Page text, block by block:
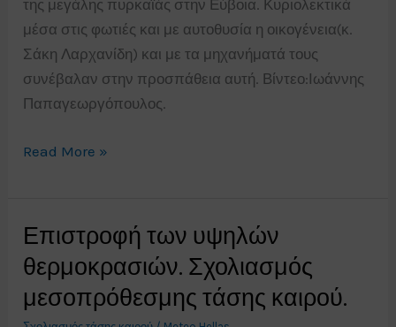
της μεγάλης πυρκαϊάς στην Εύβοια. Κυριολεκτικά
μέσα στις φωτιές και με αυτοθυσία η οικογένεια(κ.
Σάκη Λαρχανίδη) και με τα μηχανήματά τους
συνέβαλαν στην προσπάθεια αυτή. Βίντεο:Ιωάννης
Παπαγεωργόπουλος.
Εύβοια
προσπάθεια
κατάσβεσης.
Read More »
Επιστροφή των υψηλών
θερμοκρασιών. Σχολιασμός
μεσοπρόθεσμης τάσης καιρού.